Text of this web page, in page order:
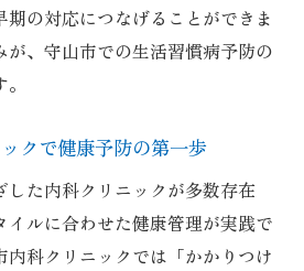
の対応につなげることができま
が、守山市での生活習慣病予防の
クで健康予防の第一歩
した内科クリニックが多数存在
イルに合わせた健康管理が実践で
内科クリニックでは「かかりつけ